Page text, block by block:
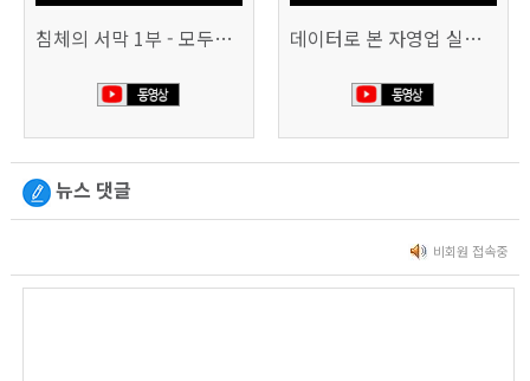
침체의 서막 1부 - 모두가 가난해진다 | 시사직격 신년특집 데이터로 본 자영업 실태 - 매출 '뚝', 장수 업소도 '휘청'
뉴스 댓글
비회원 접속중